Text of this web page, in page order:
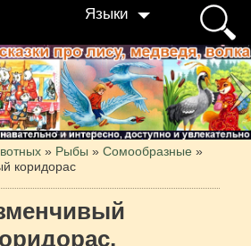
Языки
» Рыбы » Сомообразные »
коридорас